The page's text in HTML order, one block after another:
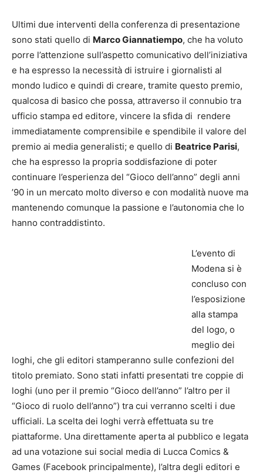
Ultimi due interventi della conferenza di presentazione
sono stati quello di Marco Giannatiempo, che ha voluto
porre l’attenzione sull’aspetto comunicativo dell’iniziativa
e ha espresso la necessità di istruire i giornalisti al
mondo ludico e quindi di creare, tramite questo premio,
qualcosa di basico che possa, attraverso il connubio tra
ufficio stampa ed editore, vincere la sfida di rendere
immediatamente comprensibile e spendibile il valore del
premio ai media generalisti; e quello di Beatrice Parisi,
che ha espresso la propria soddisfazione di poter
continuare l’esperienza del “Gioco dell’anno” degli anni
’90 in un mercato molto diverso e con modalità nuove ma
mantenendo comunque la passione e l’autonomia che lo
hanno contraddistinto.
L’evento di
Modena si è
concluso con
l’esposizione
alla stampa
del logo, o
meglio dei
loghi, che gli editori stamperanno sulle confezioni del
titolo premiato. Sono stati infatti presentati tre coppie di
loghi (uno per il premio “Gioco dell’anno” l’altro per il
“Gioco di ruolo dell’anno”) tra cui verranno scelti i due
ufficiali. La scelta dei loghi verrà effettuata su tre
piattaforme. Una direttamente aperta al pubblico e legata
ad una votazione sui social media di Lucca Comics &
Games (Facebook principalmente), l’altra degli editori e